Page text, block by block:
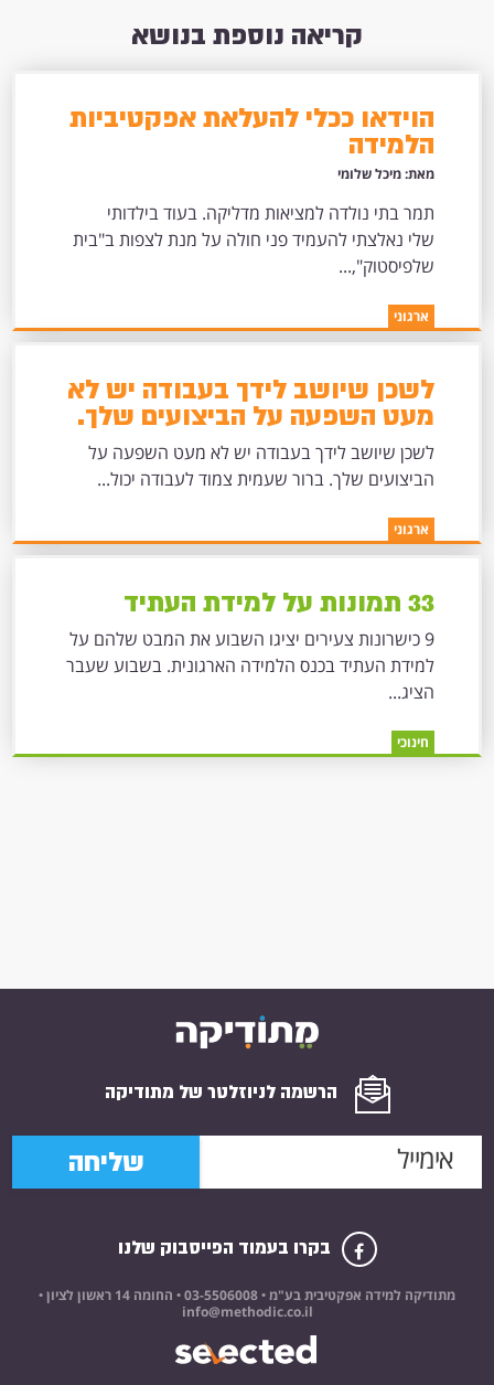
קריאה נוספת בנושא
הוידאו ככלי להעלאת אפקטיביות
הלמידה
מאת: מיכל שלומי
תמר בתי נולדה למציאות מדליקה. בעוד בילדותי
שלי נאלצתי להעמיד פני חולה על מנת לצפות ב"בית
שלפיסטוק",...
ארגוני
לשכן שיושב לידך בעבודה יש לא
מעט השפעה על הביצועים שלך.
לשכן שיושב לידך בעבודה יש לא מעט השפעה על
הביצועים שלך. ברור שעמית צמוד לעבודה יכול...
ארגוני
33 תמונות על למידת העתיד
9 כישרונות צעירים יציגו השבוע את המבט שלהם על
למידת העתיד בכנס הלמידה הארגונית. בשבוע שעבר
הציג...
חינוכי
הרשמה לניוזלטר של מתודיקה
שליחה
בקרו בעמוד הפייסבוק שלנו
מתודיקה למידה אפקטיבית בע"מ •03-5506008• החומה 14 ראשון לציון •
info@methodic.co.il